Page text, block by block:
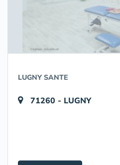
LUGNY SANTE
71260 - LUGNY